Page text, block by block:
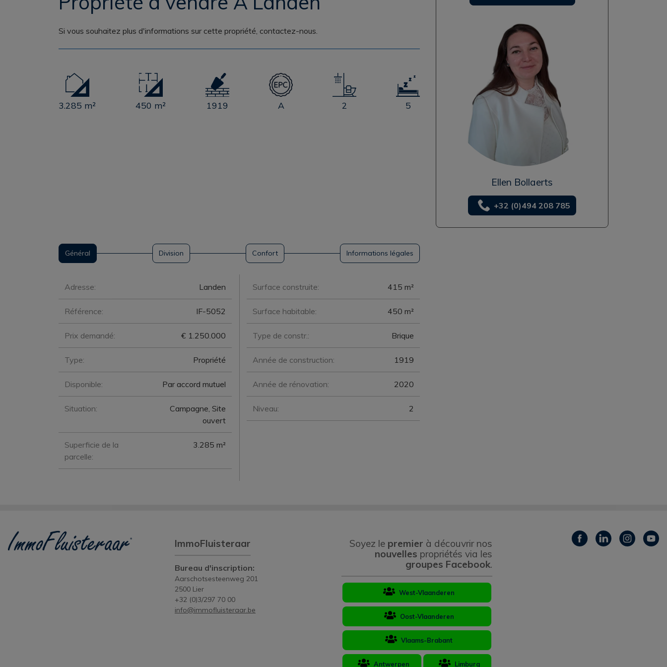
Si vous souhaitez plus d'informations sur cette propriété, contactez-nous.
3.285 m² 450 m² 1919 A 2 5
Ellen Bollaerts
+32 (0)494 208 785
Général Division Confort Informations légales
Général
Adresse: Landen
Référence: IF-5052
Prix demandé: € 1.250.000
Type: Propriété
Disponible: Par accord mutuel
Situation:
Campagne, Site
ouvert
Superficie de la
parcelle:
3.285 m²
Surface construite: 415 m²
Surface habitable: 450 m²
Type de constr.: Brique
Année de construction: 1919
Année de rénovation: 2020
Niveau: 2
ImmoFluisteraar
Bureau d'inscription:
Aarschotsesteenweg 201
2500 Lier
+32 (0)3/297 70 00
info@immofluisteraar.be
Soyez le premier à découvrir nos
nouvelles propriétés via les
groupes Facebook.
West-Vlaanderen
Oost-Vlaanderen
Vlaams-Brabant
Antwerpen Limburg